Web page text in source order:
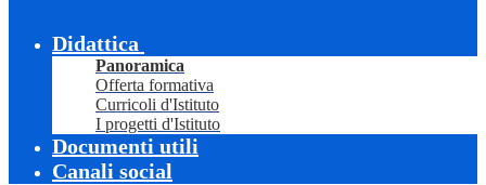
Didattica
Panoramica
Offerta formativa
Curricoli d'Istituto
I progetti d'Istituto
Documenti utili
Canali social